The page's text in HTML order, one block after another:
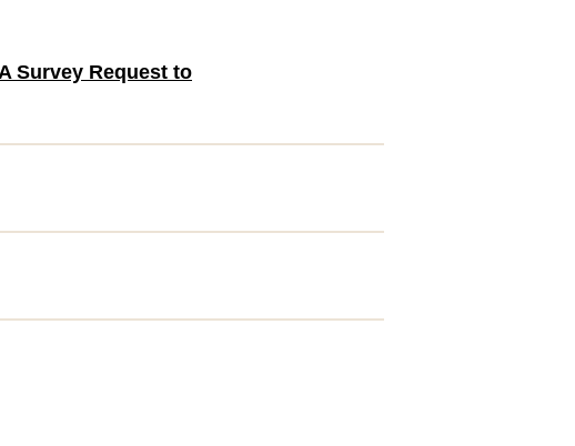
Survey Request to